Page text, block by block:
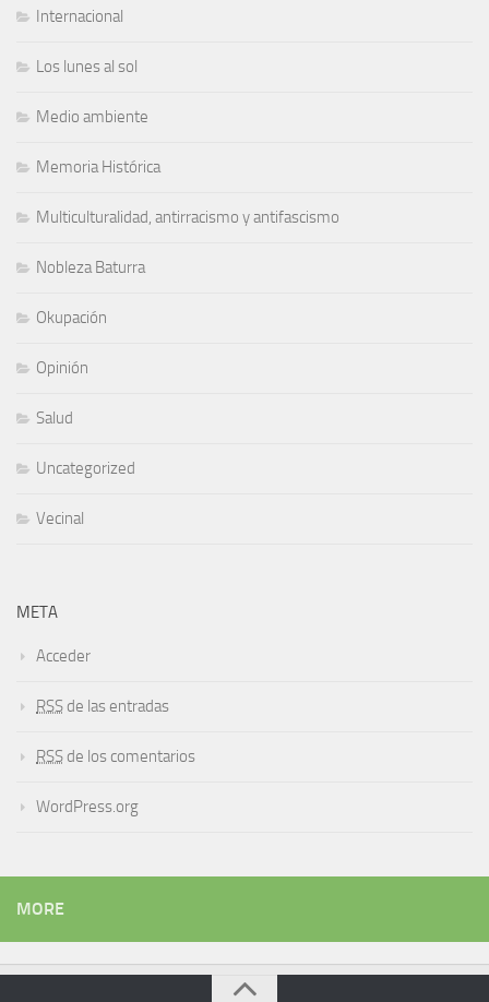
Internacional
Los lunes al sol
Medio ambiente
Memoria Histórica
Multiculturalidad, antirracismo y antifascismo
Nobleza Baturra
Okupación
Opinión
Salud
Uncategorized
Vecinal
META
Acceder
RSS de las entradas
RSS de los comentarios
WordPress.org
MORE